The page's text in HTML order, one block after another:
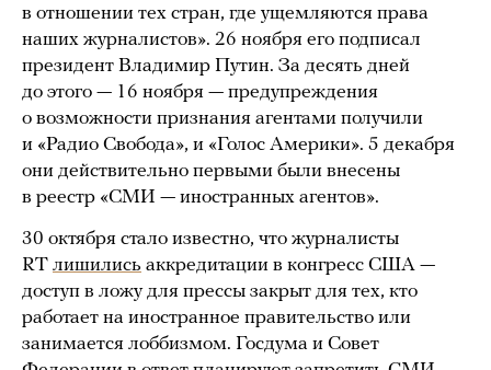
в отношении тех стран, где ущемляются права
наших журналистов». 26 ноября его подписал
президент Владимир Путин. За десять дней
до этого — 16 ноября — предупреждения
о возможности признания агентами получили
и «Радио Свобода», и «Голос Америки». 5 декабря
они действительно первыми были внесены
в реестр «СМИ — иностранных агентов».
30 октября стало известно, что журналисты
RT лишились аккредитации в конгресс США —
доступ в ложу для прессы закрыт для тех, кто
работает на иностранное правительство или
занимается лоббизмом. Госдума и Совет